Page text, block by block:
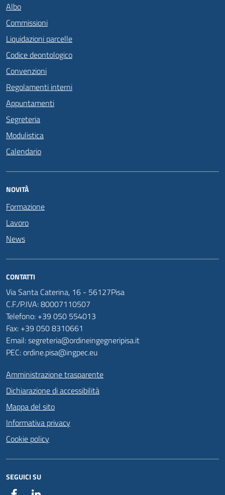
Albo
Commissioni
Liquidazioni parcelle
Codice deontologico
Convenzioni
Regolamenti interni
Appuntamenti
Segreteria
Modulistica
Calendario
NOVITÀ
Formazione
Lavoro
News
CONTATTI
Via Santa Caterina, 16 - 56127Pisa
C.F./P.IVA: 80007110507
Telefono: +39 050 554013
Fax: +39 050 8310661
Email: segreteria@ordineingegneripisa.it
PEC: ordine.pisa@ingpec.eu
Amministrazione trasparente
Dichiarazione di accessibilità
Mappa del sito
Informativa privacy
Cookie policy
SEGUICI SU